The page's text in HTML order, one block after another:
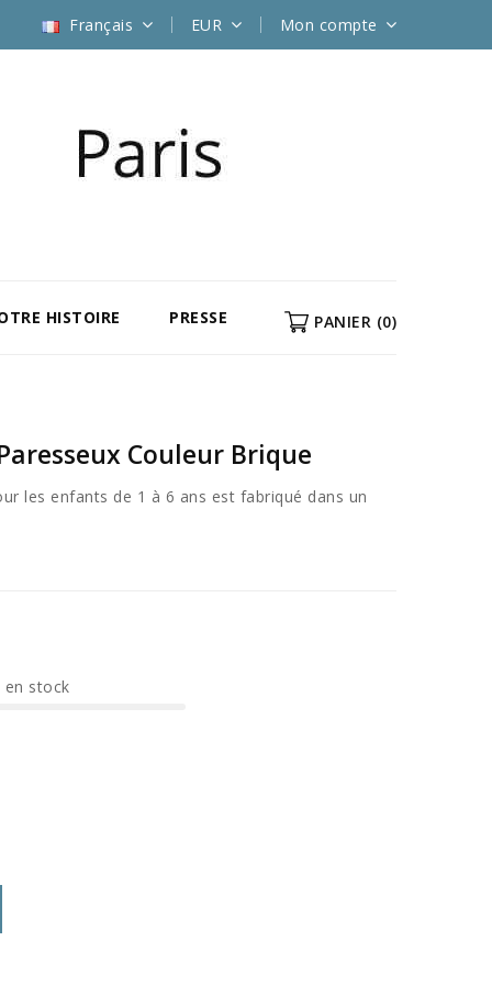
Français EUR Mon compte
HISTOIRE PRESSE PANIER (0)
Couleur Brique
les enfants de 1 à 6 ans est fabriqué dans un
en stock